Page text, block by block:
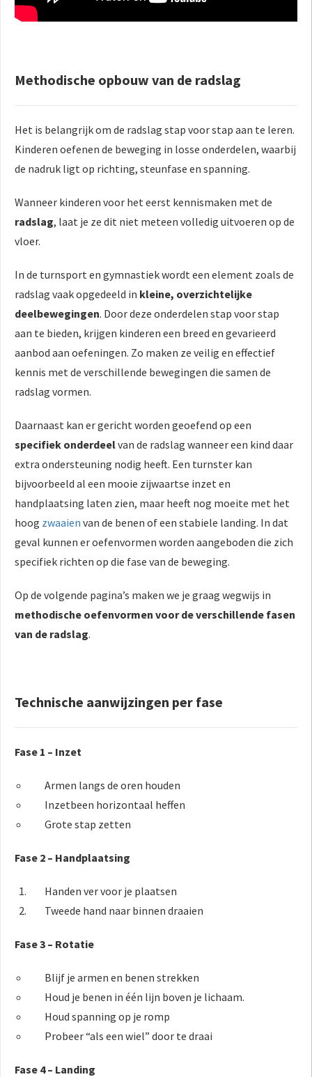
Methodische opbouw van de radslag
Het is belangrijk om de radslag stap voor stap aan te leren.
Kinderen oefenen de beweging in losse onderdelen, waarbij
de nadruk ligt op richting, steunfase en spanning.
Wanneer kinderen voor het eerst kennismaken met de
radslag, laat je ze dit niet meteen volledig uitvoeren op de
vloer.
In de turnsport en gymnastiek wordt een element zoals de
radslag vaak opgedeeld in kleine, overzichtelijke
deelbewegingen. Door deze onderdelen stap voor stap
aan te bieden, krijgen kinderen een breed en gevarieerd
aanbod aan oefeningen. Zo maken ze veilig en effectief
kennis met de verschillende bewegingen die samen de
radslag vormen.
Daarnaast kan er gericht worden geoefend op een
specifiek onderdeelvan de radslag wanneer een kind daar
extra ondersteuning nodig heeft. Een turnster kan
bijvoorbeeld al een mooie zijwaartse inzet en
handplaatsing laten zien, maar heeft nog moeite met het
hoog zwaaien van de benen of een stabiele landing. In dat
geval kunnen er oefenvormen worden aangeboden die zich
specifiek richten op die fase van de beweging.
Op de volgende pagina’s maken we je graag wegwijs in
methodische oefenvormen voor de verschillende fasen
van de radslag.
Technische aanwijzingen per fase
Fase 1 – Inzet
Armen langs de oren houden
Inzetbeen horizontaal heffen
Grote stap zetten
Fase 2 – Handplaatsing
Handen ver voor je plaatsen
Tweede hand naar binnen draaien
Fase 3 – Rotatie
Blijf je armen en benen strekken
Houd je benen in één lijn boven je lichaam.
Houd spanning op je romp
Probeer “als een wiel” door te draai
Fase 4 – Landing